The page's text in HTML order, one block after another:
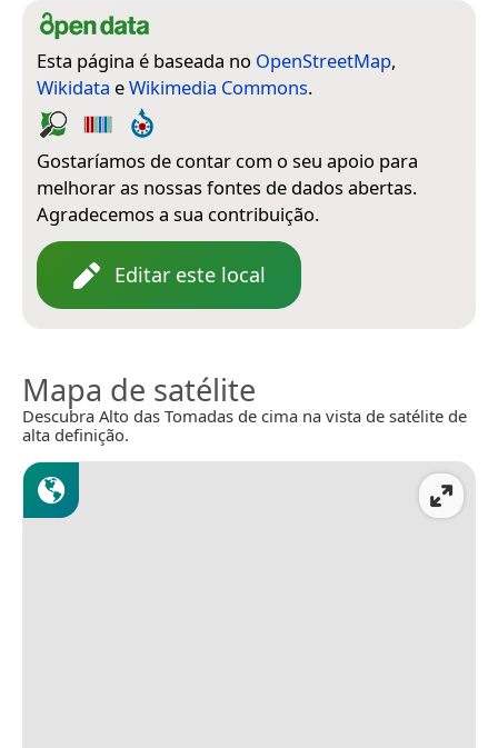
Esta página é baseada no OpenStreetMap,
Wikidata eWikimedia Commons.
Gostaríamos de contar com o seu apoio para
melhorar as nossas fontes de dados abertas.
Agradecemos a sua contribuição.
Editar este local
Mapa de satélite
Descubra Alto das Tomadas de cima na vista de satélite de
alta definição.